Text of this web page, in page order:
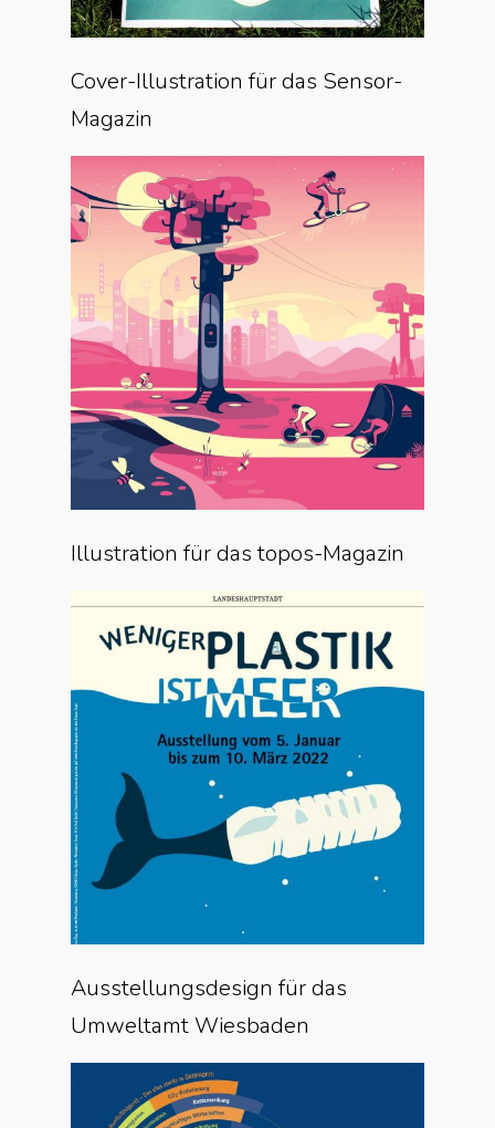
Cover-Illustration für das Sensor-
Magazin
Illustration für das topos-Magazin
Ausstellungsdesign für das
Umweltamt Wiesbaden